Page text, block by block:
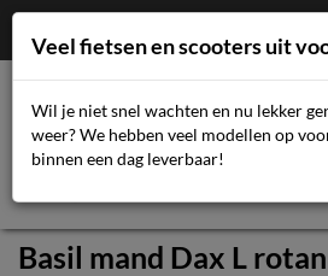
Basil mand Dax L
Veel fietsen en scooters uit
Wil je niet snel wachten en nu lekker
weer? We hebben veel modellen op
binnen een dag leverbaar!